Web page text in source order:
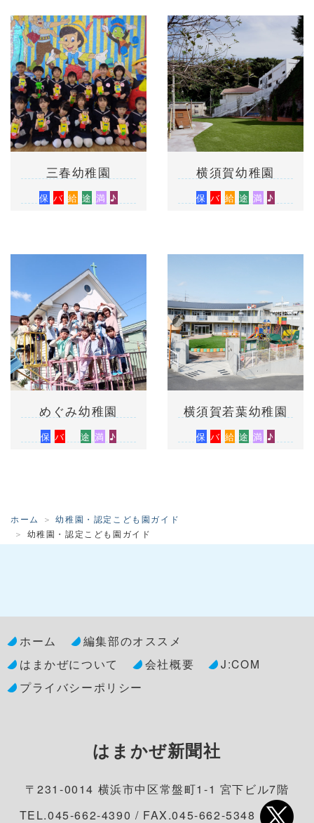
三春幼稚園
保 バ 給 途 満 ♪
横須賀幼稚園
保 バ 給 途 満 ♪
めぐみ幼稚園
保 バ 途 満 ♪
横須賀若葉幼稚園
保 バ 給 途 満 ♪
ホーム
幼稚園・認定こども園ガイド
幼稚園・認定こども園ガイド
ホーム
編集部のオススメ
はまかぜについて
会社概要
J:COM
プライバシーポリシー
はまかぜ新聞社
〒231-0014 横浜市中区常盤町1-1 宮下ビル7階
TEL.045-662-4390 / FAX.045-662-5348